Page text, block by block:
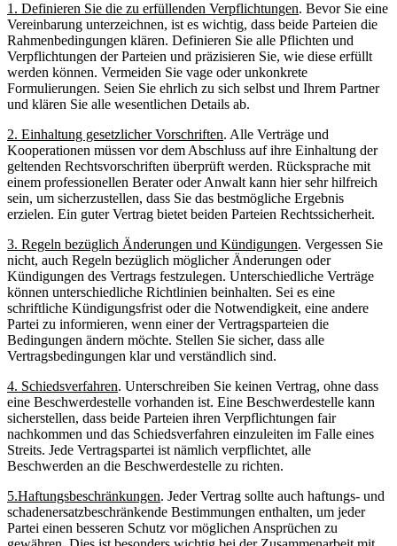
1. Definieren Sie die zu erfüllenden Verpflichtungen. Bevor Sie eine
Vereinbarung unterzeichnen, ist es wichtig, dass beide ⁣Parteien ⁢die
Rahmenbedingungen‌ klären. Definieren Sie ⁤alle‍ Pflichten und
Verpflichtungen der⁣ Parteien⁣ und präzisieren ‌Sie, wie diese erfüllt
werden können. Vermeiden Sie vage oder ‌unkonkrete
Formulierungen. ‌Seien Sie ehrlich zu sich selbst⁢ und Ihrem Partner
und klären ⁤Sie alle​ wesentlichen Details ab.
2. ​Einhaltung gesetzlicher Vorschriften. Alle Verträge⁢ und
Kooperationen müssen vor dem ⁢Abschluss auf ‌ihre‌ Einhaltung​ der
geltenden Rechtsvorschriften ⁤überprüft werden.⁢ Rücksprache mit
einem professionellen Berater oder⁣ Anwalt kann hier⁢ sehr hilfreich
sein, um sicherzustellen, ‍dass Sie das ‍bestmögliche Ergebnis
erzielen. Ein guter ​Vertrag bietet beiden⁣ Parteien Rechtssicherheit.
3. Regeln bezüglich⁣ Änderungen ⁣und⁣ Kündigungen. Vergessen Sie⁤
nicht, ‌auch Regeln bezüglich möglicher Änderungen oder
‍Kündigungen des⁣ Vertrags festzulegen. Unterschiedliche Verträge
⁢können unterschiedliche⁤ Richtlinien beinhalten.⁢ Sei ‌es eine
schriftliche Kündigungsfrist oder die Notwendigkeit, eine andere
Partei​ zu ⁣informieren, ⁢wenn einer der Vertragsparteien die⁣
Bedingungen‌ ändern möchte. Stellen Sie sicher,⁢ dass alle
Vertragsbedingungen klar ​und verständlich sind.
4. Schiedsverfahren.​ Unterschreiben Sie keinen Vertrag, ohne dass
eine Beschwerdestelle vorhanden ist. ⁣Eine Beschwerdestelle⁤ kann⁤
sicherstellen, ⁣dass beide Parteien ihren Verpflichtungen fair
nachkommen⁣ und⁣ das ⁢Schiedsverfahren ⁤einzuleiten im Falle eines
Streits. Jede Vertragspartei ist nämlich⁣ verpflichtet, alle
Beschwerden an die Beschwerdestelle ‍zu richten.
5.Haftungsbeschränkungen. Jeder Vertrag sollte‍ auch ‌haftungs- und
schadenersatzbeschränkende Bestimmungen enthalten, um jeder
Partei einen besseren‌ Schutz vor ‌möglichen Ansprüchen zu⁢